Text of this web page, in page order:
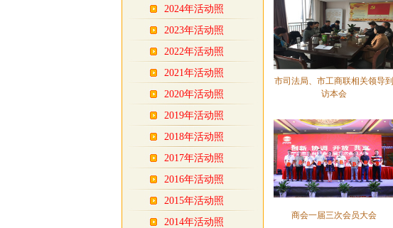
2024年活动照
2023年活动照
2022年活动照
2021年活动照
2020年活动照
2019年活动照
2018年活动照
2017年活动照
2016年活动照
2015年活动照
2014年活动照
市司法局、市工商联相关领导到
访本会
商会一届三次会员大会